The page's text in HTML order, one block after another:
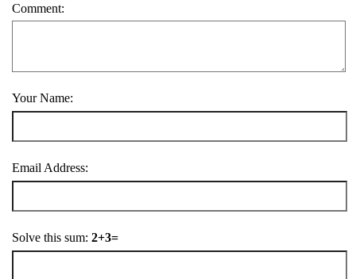
Comment:
Your Name:
Email Address:
Solve this sum: 2+3=